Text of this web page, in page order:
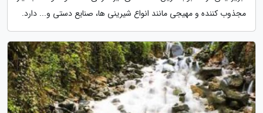
مجذوب کننده و مهیجی مانند انواع شیرینی ها، صنایع دستی و... دارد.